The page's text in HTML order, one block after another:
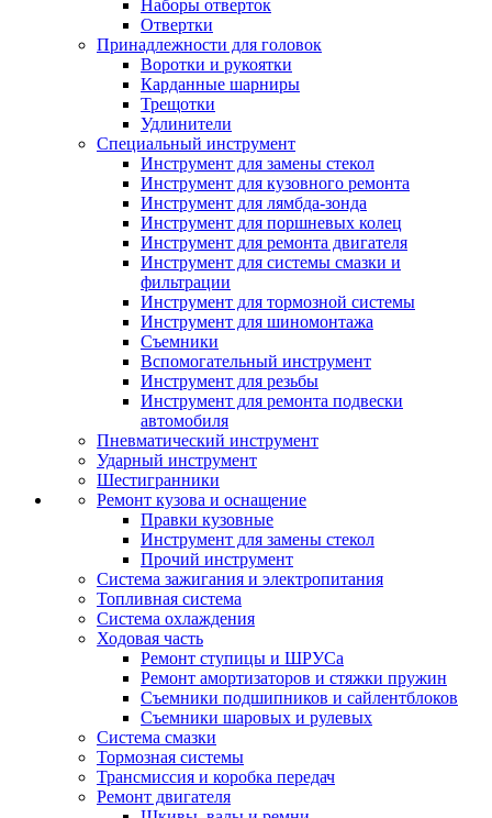
Наборы отверток
Отвертки
Принадлежности для головок
Воротки и рукоятки
Карданные шарниры
Трещотки
Удлинители
Специальный инструмент
Инструмент для замены стекол
Инструмент для кузовного ремонта
Инструмент для лямбда-зонда
Инструмент для поршневых колец
Инструмент для ремонта двигателя
Инструмент для системы смазки и
фильтрации
Инструмент для тормозной системы
Инструмент для шиномонтажа
Съемники
Вспомогательный инструмент
Инструмент для резьбы
Инструмент для ремонта подвески
автомобиля
Пневматический инструмент
Ударный инструмент
Шестигранники
Ремонт кузова и оснащение
Правки кузовные
Инструмент для замены стекол
Прочий инструмент
Система зажигания и электропитания
Топливная система
Система охлаждения
Ходовая часть
Ремонт ступицы и ШРУСа
Ремонт амортизаторов и стяжки пружин
Съемники подшипников и сайлентблоков
Съемники шаровых и рулевых
Система смазки
Тормозная системы
Трансмиссия и коробка передач
Ремонт двигателя